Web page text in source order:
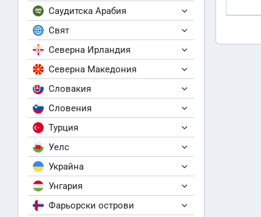
Саудитска Арабия
Свят
Северна Ирландия
Северна Македония
Словакия
Словения
Турция
Уелс
Украйна
Унгария
Фарьорски острови